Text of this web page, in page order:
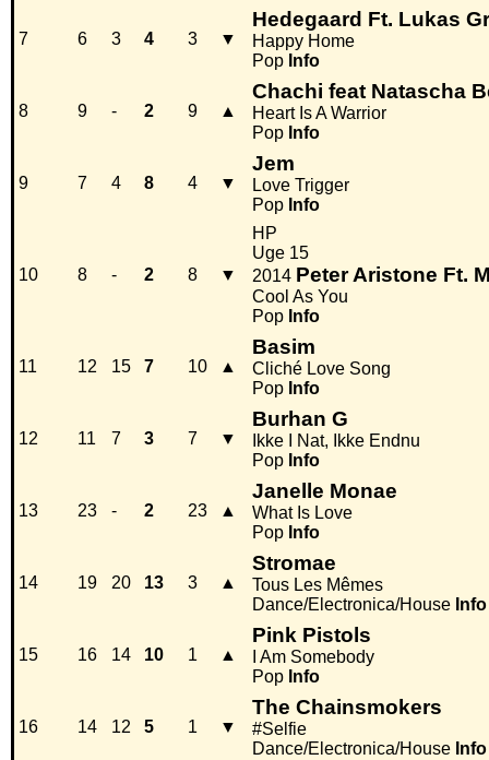
7 6 3 4 3 ▼
Hedegaard Ft. Lukas
Happy Home
Pop Info
8 9 - 2 9 ▲
Chachi feat Natascha
Heart Is A Warrior
Pop Info
9 7 4 8 4 ▼
Jem
Love Trigger
Pop Info
10 8 - 2 8 ▼
HP
Uge 15
2014 Peter Aristone Ft.
Cool As You
Pop Info
11 12 15 7 10 ▲
Basim
Cliché Love Song
Pop Info
12 11 7 3 7 ▼
Burhan G
Ikke I Nat, Ikke Endnu
Pop Info
13 23 - 2 23 ▲
Janelle Monae
What Is Love
Pop Info
14 19 20 13 3 ▲
Stromae
Tous Les Mêmes
Dance/Electronica/House Info
15 16 14 10 1 ▲
Pink Pistols
I Am Somebody
Pop Info
16 14 12 5 1 ▼
The Chainsmokers
#Selfie
Dance/Electronica/House Info